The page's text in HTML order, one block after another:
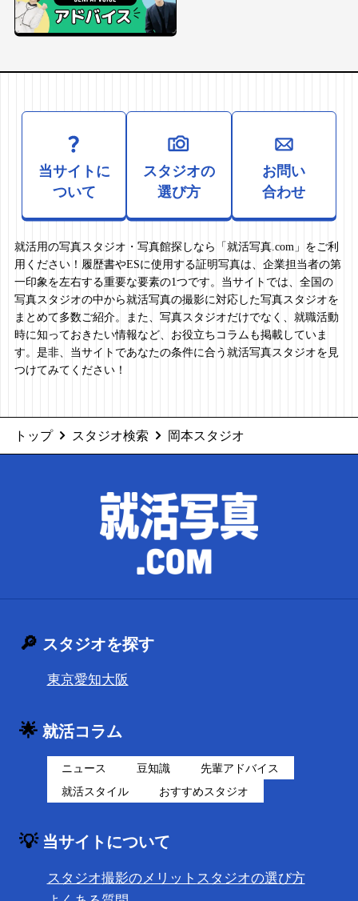
当サイトに
ついて
スタジオの
選び方
お問い
合わせ
就活用の写真スタジオ・写真館探しなら「就活写真.com」をご利
用ください！履歴書やESに使用する証明写真は、企業担当者の第
一印象を左右する重要な要素の1つです。当サイトでは、全国の
写真スタジオの中から就活写真の撮影に対応した写真スタジオを
まとめて多数ご紹介。また、写真スタジオだけでなく、就職活動
時に知っておきたい情報など、お役立ちコラムも掲載していま
す。是非、当サイトであなたの条件に合う就活写真スタジオを見
つけてみてください！
トップ スタジオ検索 岡本スタジオ
🔎 スタジオを探す
東京愛知大阪
🌟 就活コラム
ニュース 豆知識
先輩アドバイス
就活スタイル
おすすめスタジオ
💡 当サイトについて
スタジオ撮影のメリット スタジオの選び方